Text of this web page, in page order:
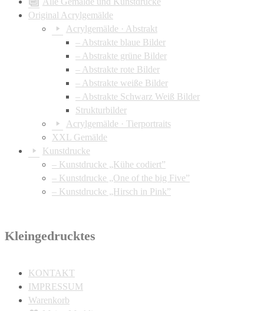
Original Acrylgemälde
Acrylgemälde · Abstrakt
– Abstrakte blaue Bilder
– Abstrakte grüne Bilder
– Abstrakte rote Bilder
– Abstrakte weiße Bilder
– Abstrakte Schwarz Weiß Bilder
Strukturbilder
Acrylgemälde · Tierportraits
XXL Gemälde
Kunstdrucke
– Kunstdrucke „Kühe codiert”
– Kunstdrucke „One of the big Five”
– Kunstdrucke „Hirsch in Pink”
Kleingedrucktes
KONTAKT
IMPRESSUM
Warenkorb